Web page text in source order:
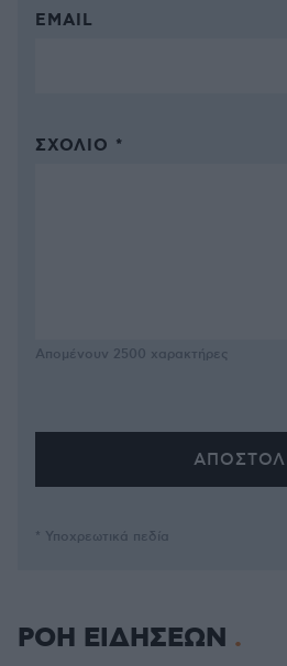
EMAIL
ΣΧΌΛΙΟ *
Απομένουν 2500 χαρακτήρες
* Υποχρεωτικά πεδία
ΡΟΗ ΕΙΔΗΣΕΩΝ